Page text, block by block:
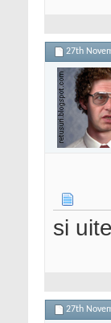
27th
si
27th